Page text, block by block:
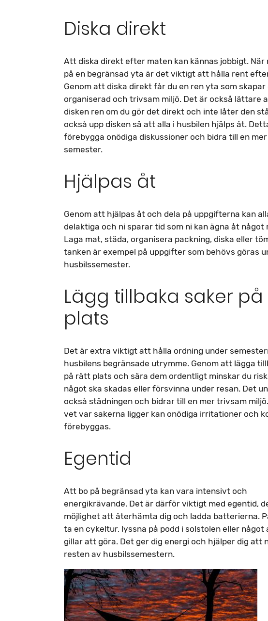
Diska direkt
Att diska direkt efter maten kan kännas jobbigt. När
på en begränsad yta är det viktigt att hålla rent
Genom att diska direkt får du en ren yta som skapar
organiserad och trivsam miljö. Det är också lättare
disken ren om du gör det direkt och inte låter den
också upp disken så att alla i husbilen hjälps åt.
förebygga onödiga diskussioner och bidra till en
semester.
Hjälpas åt
Genom att hjälpas åt och dela på uppgifterna kan
delaktiga och ni sparar tid som ni kan ägna åt något
Laga mat, städa, organisera packning, diska eller
tanken är exempel på uppgifter som behövs göras
husbilssemester.
Lägg tillbaka saker
plats
Det är extra viktigt att hålla ordning under
husbilens begränsade utrymme. Genom att lägga
på rätt plats och sära dem ordentligt minskar du
något ska skadas eller försvinna under resan. Det
också städningen och bidrar till en mer trivsam
vet var sakerna ligger kan onödiga irritationer och
förebyggas.
Egentid
Att bo på begränsad yta kan vara intensivt och
energikrävande. Det är därför viktigt med egentid,
möjlighet att återhämta dig och ladda batterierna.
ta en cykeltur, lyssna på podd i solstolen eller något
gillar att göra. Det ger dig energi och hjälper dig att
resten av husbilssemestern.